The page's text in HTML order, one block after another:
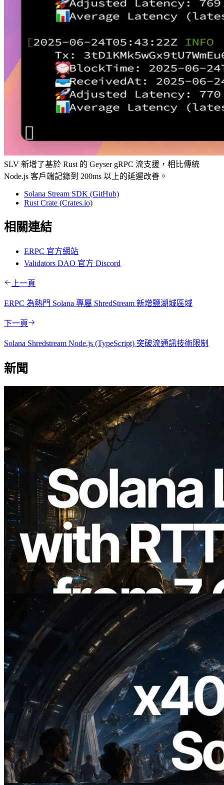
SLV 新增了基於 Rust 的 Geyser gRPC 流支援，相比傳統
Node.js 客戶端記錄到 200ms 以上的延遲改善。
Solana Stream SDK (GitHub)
Rust Crate (Crates.io)
相關連結
ERPC 官方網站
Validators DAO 官方 Discord
上一頁
ERPC 為熱門 Solana 專屬 ShredStream 新增鹽湖城區域
下一頁
Solana Shredstream Node.js (TypeScript) 突破流通訊技術限制
新聞
2026.08.05
ERPC 擴展 Solana Leader Slot API：新
增全球 7 個區域的 Ping 測量 —
Validators Information API 同步上線
2026.07.04
ERPC 發布支援 x402 支付的 Solana RPC
— AI Agent 按需為 API 付款的時代開啟
閱讀此文章